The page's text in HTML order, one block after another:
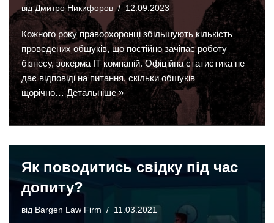
відДмитро Никифоров 12.09.2023
Кожного року правоохоронці збільшують кількість
проведених обшуків, що постійно зачіпає роботу
бізнесу, зокерма ІТ компаній. Офіційна статистика не
дає відповіді на питання, скільки обшуків
щорічно…Детальніше »
Як поводитись свідку під час
допиту?
від Bargen Law Firm 11.03.2021